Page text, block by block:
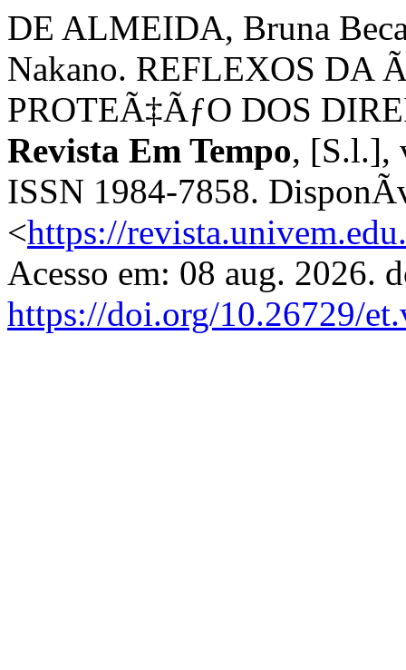
DE ALMEIDA, Bruna
Nakano. REFLEXOS DA
PROTEÃ‡ÃƒO DOS
Revista Em Tempo, [S.l.],
ISSN 1984-7858.
<https://
Acesso em: 08 aug. 2026.
https://doi.org/10.26729/